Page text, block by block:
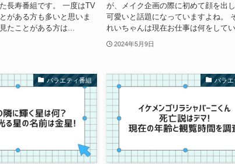
長寿番組です。 一度はTV
がある方も多いと思いま
たことがある方は...
が、メイク企画の際に初めて顔を出
可愛いと話題になっていますよね。
れいちゃんは現在お仕事は何をしてい
2024年5月9日
バラエティ番組 バラ